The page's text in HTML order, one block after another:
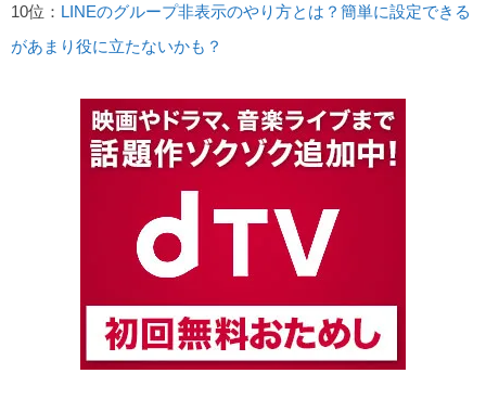
10位： LINEのグループ非表示のやり方とは？簡単に設定できる
があまり役に立たないかも？